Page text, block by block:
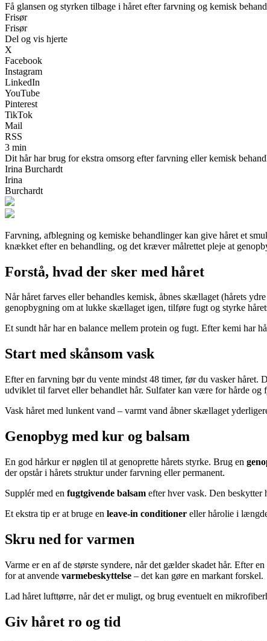
Få glansen og styrken tilbage i håret efter farvning og kemisk
Frisør
Frisør
Del og vis hjerte
X
Facebook
Instagram
LinkedIn
YouTube
Pinterest
TikTok
Mail
RSS
3 min
Dit hår har brug for ekstra omsorg efter farvning eller kemisk
Irina Burchardt
Irina
Burchardt
Farvning, afblegning og kemiske behandlinger kan give håret et
knækket efter en behandling, og det kræver målrettet pleje at
Forstå, hvad der sker med håret
Når håret farves eller behandles kemisk, åbnes skællaget (hårets
genopbygning om at lukke skællaget igen, tilføre fugt og styrke
Et sundt hår har en balance mellem protein og fugt. Efter kemi har
Start med skånsom vask
Efter en farvning bør du vente mindst 48 timer, før du vasker
udviklet til farvet eller behandlet hår. Sulfater kan være for hårde og
Vask håret med lunkent vand – varmt vand åbner skællaget
Genopbyg med kur og balsam
En god hårkur er nøglen til at genoprette hårets styrke. Brug en
der opstår i hårets struktur under farvning eller permanent.
Supplér med en fugtgivende balsam efter hver vask. Den beskytter
Et ekstra tip er at bruge en leave-in conditioner eller hårolie i
Skru ned for varmen
Varme er en af de største syndere, når det gælder skadet hår. Efter
for at anvende varmebeskyttelse – det kan gøre en markant forskel.
Lad håret lufttørre, når det er muligt, og brug eventuelt en
Giv håret ro og tid